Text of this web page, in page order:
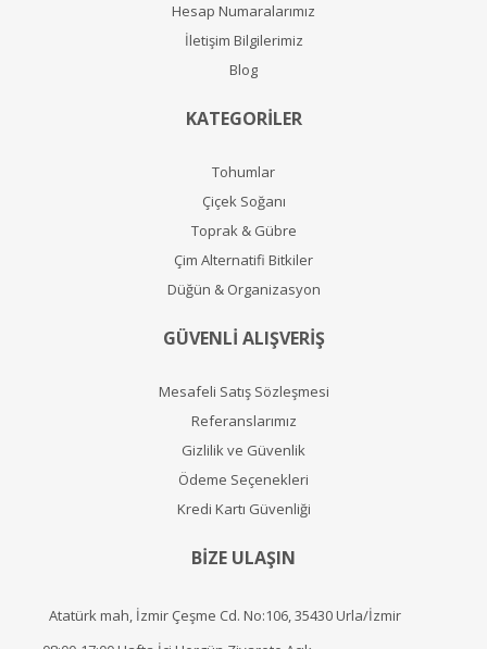
Hesap Numaralarımız
İletişim Bilgilerimiz
Blog
KATEGORİLER
Tohumlar
Çiçek Soğanı
Toprak & Gübre
Çim Alternatifi Bitkiler
Düğün & Organizasyon
GÜVENLİ ALIŞVERİŞ
Mesafeli Satış Sözleşmesi
Referanslarımız
Gizlilik ve Güvenlik
Ödeme Seçenekleri
Kredi Kartı Güvenliği
BİZE ULAŞIN
Atatürk mah, İzmir Çeşme Cd. No:106, 35430 Urla/İzmir